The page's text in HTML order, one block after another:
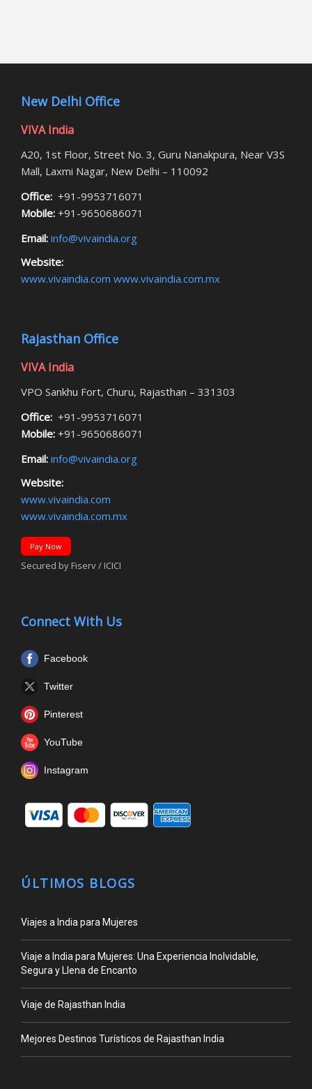
New Delhi Office
VIVA India
A20, 1st Floor, Street No. 3, Guru Nanakpura, Near V3S
Mall, Laxmi Nagar, New Delhi – 110092
Office: +91-9953716071
Mobile: +91-9650686071
Email: info@vivaindia.org
Website:
www.vivaindia.com www.vivaindia.com.mx
Rajasthan Office
VIVA India
VPO Sankhu Fort, Churu, Rajasthan – 331303
Office: +91-9953716071
Mobile: +91-9650686071
Email: info@vivaindia.org
Website:
www.vivaindia.com
www.vivaindia.com.mx
Pay Now
Secured by Fiserv / ICICI
Connect With Us
Facebook
Twitter
Pinterest
YouTube
Instagram
ÚLTIMOS BLOGS
Viajes a India para Mujeres
Viaje a India para Mujeres: Una Experiencia Inolvidable,
Segura y Llena de Encanto
Viaje de Rajasthan India
Mejores Destinos Turísticos de Rajasthan India